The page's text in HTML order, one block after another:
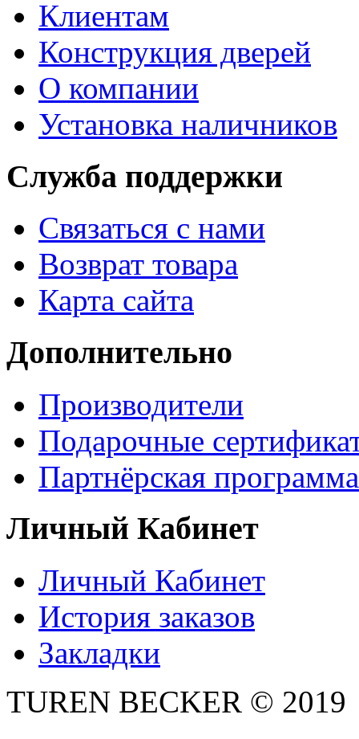
Клиентам
Конструкция дверей
О компании
Установка наличников
Служба поддержки
Связаться с нами
Возврат товара
Карта сайта
Дополнительно
Производители
Подарочные
Партнёрская программа
Личный Кабинет
Личный Кабинет
История заказов
Закладки
TUREN BECKER © 2019